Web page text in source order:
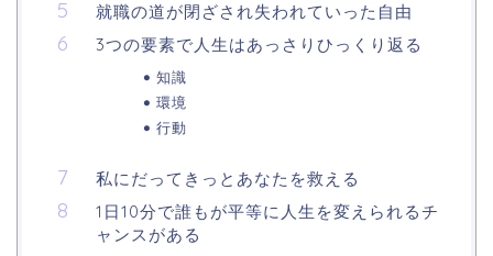
就職の道が閉ざされ失われていった自由
3つの要素で人生はあっさりひっくり返る
知識
環境
行動
私にだってきっとあなたを救える
1日10分で誰もが平等に人生を変えられるチ
ャンスがある